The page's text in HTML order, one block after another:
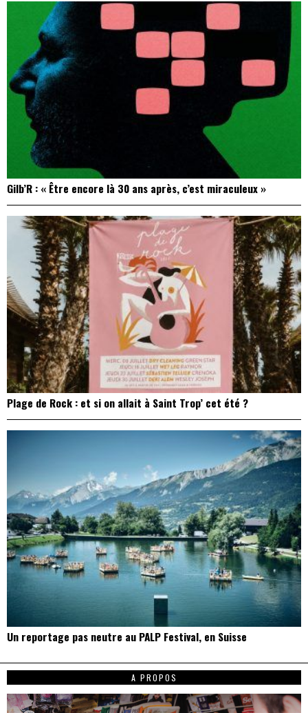
Gilb’R : « Être encore là 30 ans après, c’est miraculeux »
Plage de Rock : et si on allait à Saint Trop’ cet été ?
Un reportage pas neutre au PALP Festival, en Suisse
A PROPOS